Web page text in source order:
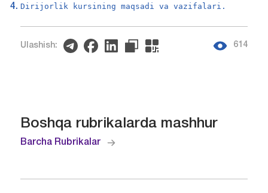
Dirijorlik kursining maqsadi va vazifalari.
Ulashish: 614
Boshqa rubrikalarda mashhur
Barcha Rubrikalar